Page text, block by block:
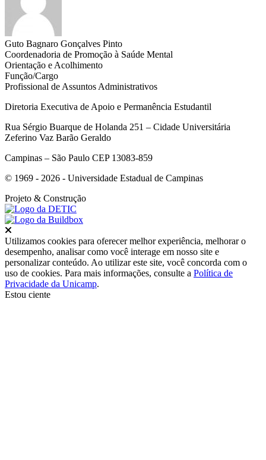
Guto Bagnaro Gonçalves Pinto
Coordenadoria de Promoção à Saúde Mental
Orientação e Acolhimento
Função/Cargo
Profissional de Assuntos Administrativos
Diretoria Executiva de Apoio e Permanência Estudantil
Rua Sérgio Buarque de Holanda 251 – Cidade Universitária
Zeferino Vaz Barão Geraldo
Campinas – São Paulo CEP 13083-859
© 1969 - 2026 - Universidade Estadual de Campinas
Projeto & Construção
Utilizamos cookies para oferecer melhor experiência, melhorar o
desempenho, analisar como você interage em nosso site e
personalizar conteúdo. Ao utilizar este site, você concorda com o
uso de cookies. Para mais informações, consulte a Política de
Privacidade da Unicamp.
Estou ciente